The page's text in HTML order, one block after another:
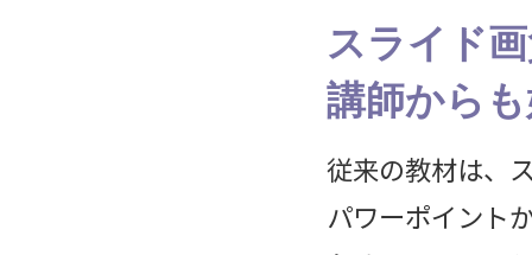
スライド
講師から
従来の教材は、
パワーポイント